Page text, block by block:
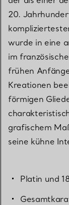
20.
wurde in eine
im
frühen
Kreationen
förmigen
grafischem
seine kühne
Platin und